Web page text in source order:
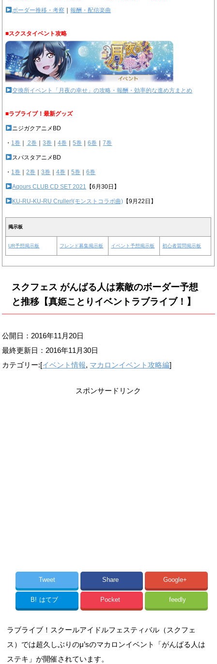
ボーダー推移・考察 ｜報酬・配信楽曲
■スクスタイベント攻略
交換所イベント「月夜の幸せ」の攻略・報酬・効率的な進め方まとめ
■ラブライブ！最新グッズ
ニジガクアニメBD
・ 1巻 2巻 ｜3巻 ｜4巻 ｜5巻 ｜6巻 ｜7巻
スパスタアニメBD
・ 1巻 ｜2巻 ｜3巻 ｜4巻 ｜5巻 ｜6巻
Aqours CLUB CD SET 2021 【6月30日】
KU-RU-KU-RU Cruller!(モンストコラボ曲) 【9月22日】
掲示板
UR予想掲示板 フレンド募集掲示板 イベント予想掲示板 初心者質問掲示板
スクフェス がんばる人は素敵のボーダー予想
と推移【真姫ことりイベントラブライブ！】
公開日：2016年11月20日
最終更新日： 2016年11月30日
カテゴリー:[イベント情報, マカロンイベント攻略編]
スポンサードリンク
Tweet Share Google+
B! はてブ Pocket feedly
ラブライブ！スクールアイドルフェスティバル（スクフェ
ス）では超久しぶりのμ’sのマカロンイベント「がんばる人は
ステキ」が開催されています。